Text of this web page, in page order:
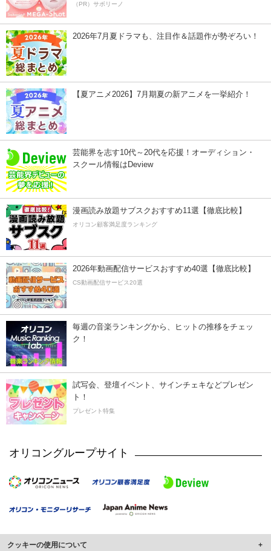
（PR）サボリーノ
2026年7月夏ドラマも、注目作＆話題作が勢ぞろい！
【夏アニメ2026】7月期夏の新アニメを一挙紹介！
芸能界を志す10代～20代を応援！オーディション・
スクール情報はDeview
漫画読み放題サブスクおすすめ11選【徹底比較】
オリコン顧客満足度ランキング
2026年動画配信サービスおすすめ40選【徹底比較】
CS動画配信サービス20選
毎週の音楽ランキングから、ヒットの推移をチェッ
ク！
試写会、登壇イベント、サインチェキなどプレゼン
ト！
プレゼント特集
オリコングループサイト
クッキーの使用について